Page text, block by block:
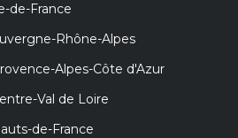
de-France
Rhône-Alpes
Alpes-Côte d'Azur
Val de Loire
de-France